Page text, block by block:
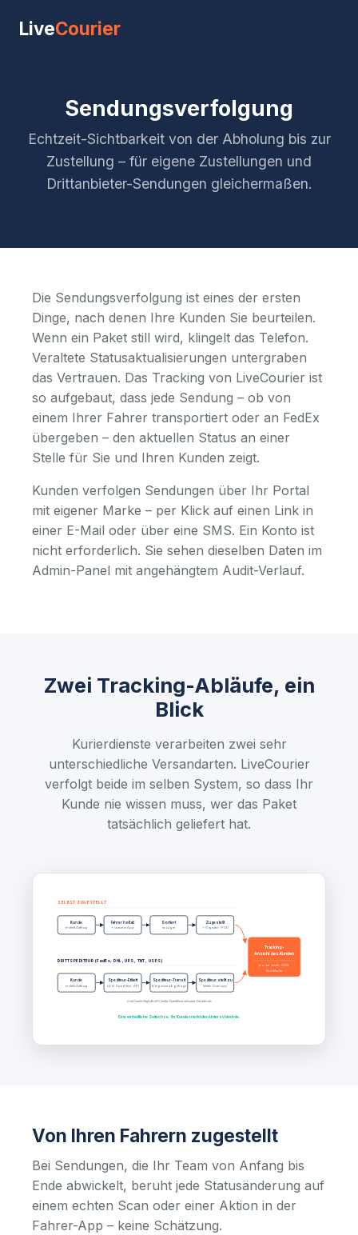
LiveCourier
Sendungsverfolgung
Echtzeit-Sichtbarkeit von der Abholung bis zur
Zustellung – für eigene Zustellungen und
Drittanbieter-Sendungen gleichermaßen.
Die Sendungsverfolgung ist eines der ersten
Dinge, nach denen Ihre Kunden Sie beurteilen.
Wenn ein Paket still wird, klingelt das Telefon.
Veraltete Statusaktualisierungen untergraben
das Vertrauen. Das Tracking von LiveCourier ist
so aufgebaut, dass jede Sendung – ob von
einem Ihrer Fahrer transportiert oder an FedEx
übergeben – den aktuellen Status an einer
Stelle für Sie und Ihren Kunden zeigt.
Kunden verfolgen Sendungen über Ihr Portal
mit eigener Marke – per Klick auf einen Link in
einer E-Mail oder über eine SMS. Ein Konto ist
nicht erforderlich. Sie sehen dieselben Daten im
Admin-Panel mit angehängtem Audit-Verlauf.
Zwei Tracking-Abläufe, ein
Blick
Kurierdienste verarbeiten zwei sehr
unterschiedliche Versandarten. LiveCourier
verfolgt beide im selben System, so dass Ihr
Kunde nie wissen muss, wer das Paket
tatsächlich geliefert hat.
SELBST ZUGESTELLT
Kunde
erstellt Auftrag
Fahrer holt ab
+ scannt in App
Sortiert
im Lager
Zugestellt
+ Signatur / POD
DRITTSPEDITEUR (FedEx, DHL, UPS, TNT, USPS)
Kunde
erstellt Auftrag
Spediteur-Etikett
über Spediteur-API
Spediteur-Transit
Ereignisse abgefragt
Spediteur stellt zu
letzter Scan sync.
LiveCourier fragt die API jedes Spediteurs alle paar Stunden ab
Tracking-
Ansicht des Kunden
portal · email · SMS
Ihre Marke
Eine einheitliche Zeitachse. Ihr Kunde merkt den Unterschied nie.
Von Ihren Fahrern zugestellt
Bei Sendungen, die Ihr Team von Anfang bis
Ende abwickelt, beruht jede Statusänderung auf
einem echten Scan oder einer Aktion in der
Fahrer-App – keine Schätzung.